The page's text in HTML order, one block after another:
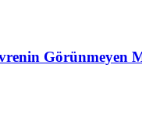
Görünmeyen